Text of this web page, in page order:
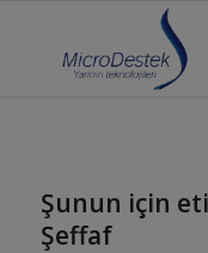
Şunun için
Şeffaf